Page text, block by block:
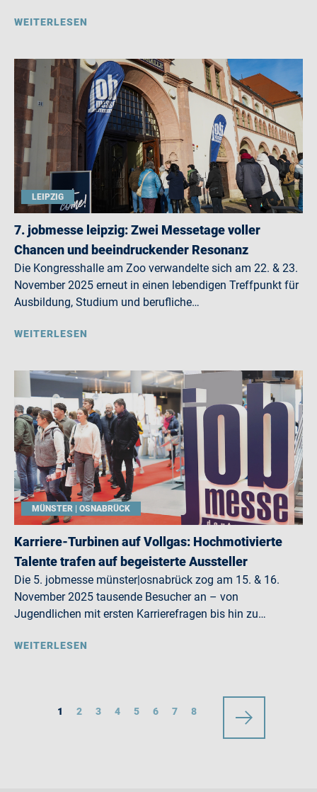
WEITERLESEN
LEIPZIG
7. jobmesse leipzig: Zwei Messetage voller
Chancen und beeindruckender Resonanz
Die Kongresshalle am Zoo verwandelte sich am 22. & 23.
November 2025 erneut in einen lebendigen Treffpunkt für
Ausbildung, Studium und berufliche…
WEITERLESEN
MÜNSTER | OSNABRÜCK
Karriere-Turbinen auf Vollgas: Hochmotivierte
Talente trafen auf begeisterte Aussteller
Die 5. jobmesse münster|osnabrück zog am 15. & 16.
November 2025 tausende Besucher an – von
Jugendlichen mit ersten Karrierefragen bis hin zu…
WEITERLESEN
1 2 3 4 5 6 7 8